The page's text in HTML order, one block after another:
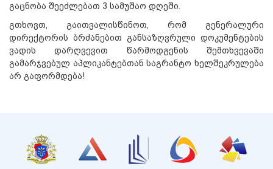
გაცნობა შეეძლებათ 3 სამუშაო დღეში.
გთხოვთ, გაითვალისწინოთ, რომ გენერალური
დირექტორის ბრძანებით განსაზღვრული დოკუმენტების
ვადის დარღვევით წარმოდგენის შემთხვევაში
გამარჯვებულ აპლიკანტებთან საგრანტო ხელშეკრულება
არ გაფორმდება!